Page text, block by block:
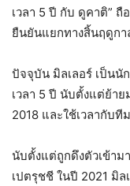
เวลา 5 ปี กับ ดูคาติ” ถื
ยืนยันแยกทางสิ้นฤดูกา
ปัจจุบัน มิลเลอร์ เป็นนั
เวลา 5 ปี นับตั้งแต่ย้า
2018 และใช้เวลากับ
นับตั้งแต่ถูกดึงตัวเข้าม
เปตรุชชี ในปี 2021 มิ